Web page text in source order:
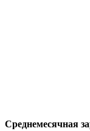
Среднемесячная